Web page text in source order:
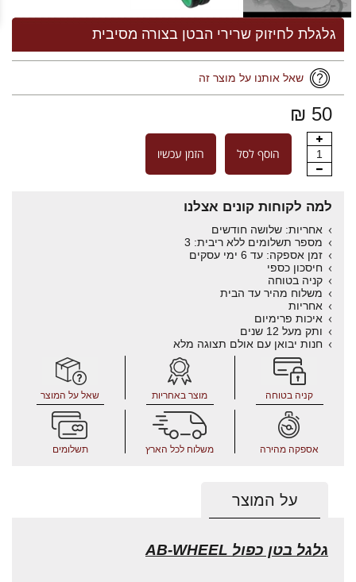
גלגלת לחיזוק שרירי הבטן בצורה מסיבית
שאל אותנו על מוצר זה
50 ₪
1 הוסף לסל הזמן עכשיו
למה לקוחות קונים אצלנו
אחריות: שלושה חודשים
מספר תשלומים ללא ריבית: 3
זמן אספקה: עד 6 ימי עסקים
חיסכון כספי
קניה בטוחה
משלוח מהיר עד הבית
אחריות
איכות פרימיום
ותק מעל 12 שנים
חנות יבואן עם אולם תצוגה מלא
קניה בטוחה מוצר באחריות שאל על המוצר
אספקה מהירה משלוח לכל הארץ תשלומים
על המוצר
גלגל בטן כפול AB-WHEEL